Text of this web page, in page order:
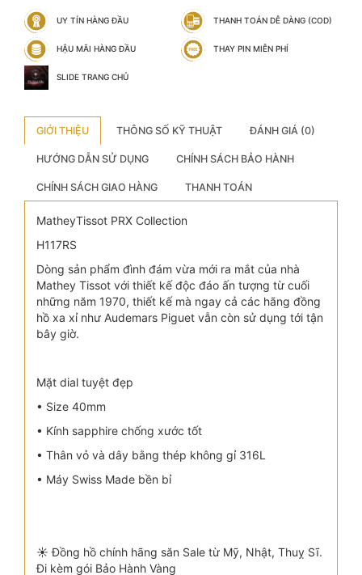
UY TÍN HÀNG ĐẦU THANH TOÁN DỄ DÀNG (COD)
HẬU MÃI HÀNG ĐẦU THAY PIN MIỄN PHÍ
SLIDE TRANG CHỦ
GIỚI THIỆU THÔNG SỐ KỸ THUẬT ĐÁNH GIÁ (0)
HƯỚNG DẪN SỬ DỤNG CHÍNH SÁCH BẢO HÀNH
CHÍNH SÁCH GIAO HÀNG THANH TOÁN
MatheyTissot PRX Collection
H117RS
Dòng sản phẩm đình đám vừa mới ra mắt của nhà
Mathey Tissot với thiết kế độc đáo ấn tượng từ cuối
những năm 1970, thiết kế mà ngay cả các hãng đồng
hồ xa xỉ như Audemars Piguet vẫn còn sử dụng tới tận
bây giờ.
Mặt dial tuyệt đẹp
• Size 40mm
• Kính sapphire chống xước tốt
• Thân vỏ và dây bằng thép không gỉ 316L
• Máy Swiss Made bền bỉ
☀️ Đồng hồ chính hãng săn Sale từ Mỹ, Nhật, Thuỵ Sĩ.
Đi kèm gói Bảo Hành Vàng